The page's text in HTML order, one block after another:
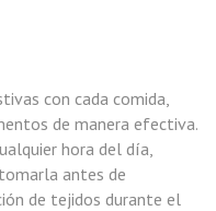
con cada comida,
de manera efectiva.
hora del día,
antes de
de tejidos durante el